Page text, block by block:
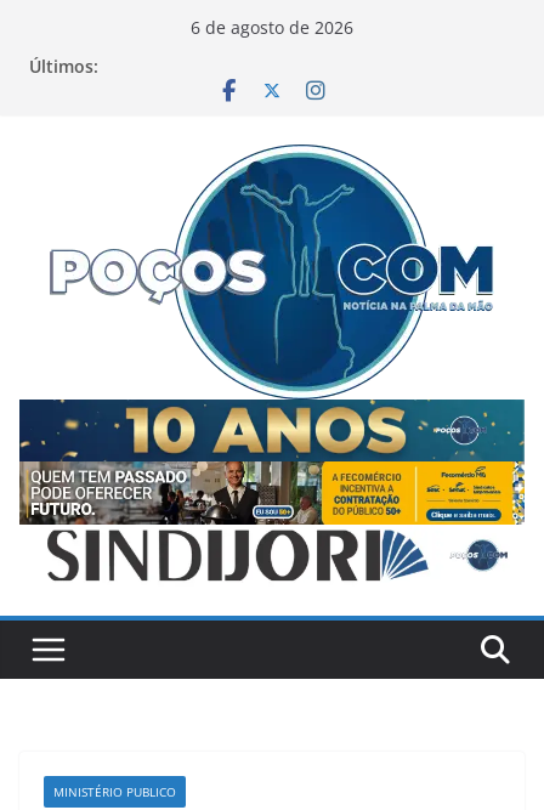
6 de agosto de 2026
Últimos:
MINISTÉRIO PUBLICO